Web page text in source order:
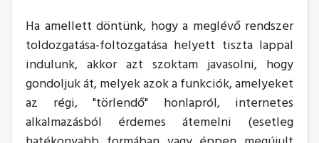
Ha amellett döntünk, hogy a meglévő rendszer
toldozgatása-foltozgatása helyett tiszta lappal
indulunk, akkor azt szoktam javasolni, hogy
gondoljuk át, melyek azok a funkciók, amelyeket
az régi, "törlendő" honlapról, internetes
alkalmazásból érdemes átemelni (esetleg